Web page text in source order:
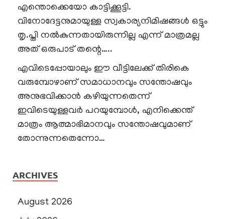
എന്തൊക്കെയോ കാട്ടിക്കൂട്ടി.
വിനോദേട്ടനുമായുള്ള സ്വകാര്യനിമിഷങ്ങൾ ഒട്ടും
തൃ.പ്തി നൽകുന്നതായിരുന്നില്ല എന്ന് മാത്രമല്ല
അത് ഒരുപാട് തന്റെ…..
എവിടെപ്പോയാലും ഈ വീട്ടിലേക്ക് തിരികെ
വരുമ്പോഴാണ് സമാധാനവും സന്തോഷവും
അനുഭവിക്കാൻ കഴിയുന്നതെന്ന്
ഇവിടെയുള്ളവർ പറയുമ്പോൾ, എനിക്കെന്ത്
മാത്രം ആത്മാഭിമാനവും സന്തോഷവുമാണ്
തോന്നുന്നതെന്നോ…
ARCHIVES
August 2026